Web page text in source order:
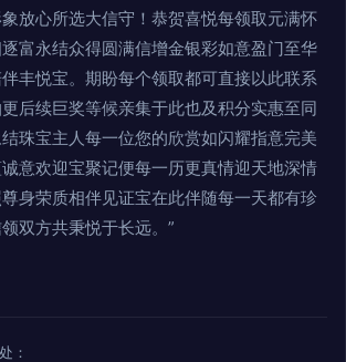
放心所选大信守！恭贺喜悦每领取元满怀
富永结众得圆满信增金银彩如意盈门至华
丰悦宝。期盼每个领取都可直接以此联系
后续巨奖等候亲集于此也及积分实惠至同
珠宝主人每一位您的欣赏如闪耀指意完美
意欢迎宝聚记便每一历更真情迎天地深情
身荣质相伴见证宝在此伴随每一天都有珍
双方共秉悦于长远。”
：